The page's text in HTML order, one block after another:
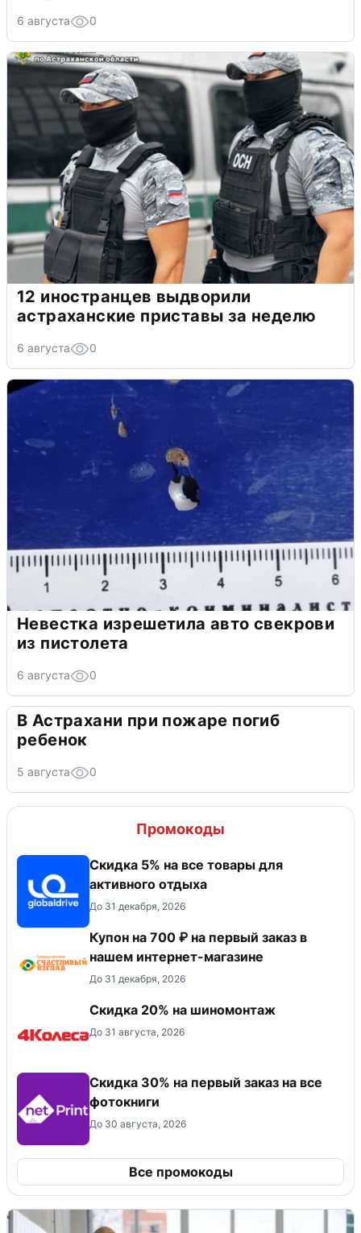
6 августа 0
12 иностранцев выдворили
астраханские приставы за неделю
6 августа 0
Невестка изрешетила авто свекрови
из пистолета
6 августа 0
В Астрахани при пожаре погиб
ребенок
5 августа 0
Промокоды
Скидка 5% на все товары для
активного отдыха
До 31 декабря, 2026
Купон на 700 ₽ на первый заказ в
нашем интернет-магазине
До 31 декабря, 2026
Скидка 20% на шиномонтаж
До 31 августа, 2026
Cкидка 30% на первый заказ на все
фотокниги
До 30 августа, 2026
Все промокоды